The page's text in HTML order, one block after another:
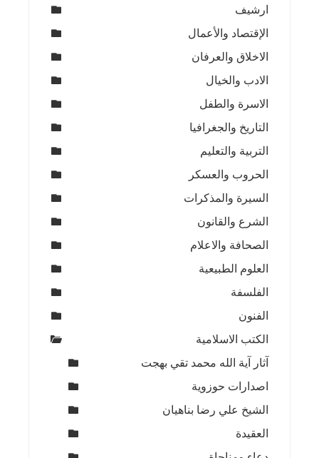
ارشيف
الإقتصاد والأعمال
الاخلاق والعرفان
الادب والخيال
الاسرة والطفل
التاريخ والجغرافيا
التربية والتعليم
الحروب والعسكر
السيرة والمذكرات
الشرع والقانون
الصحافة والاعلام
العلوم الطبيعية
الفلسفة
الفنون
الكتب الاسلامية
آثار آية الله محمد تقي بهجت
اصدارات حوزوية
الشيخ علي رضا بناهيان
العقيدة